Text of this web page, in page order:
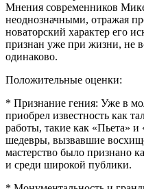
Мнения современников
неоднозначными, отражая
новаторский характер его
признан уже при жизни, не
одинаково.
Положительные оценки:
* Признание гения: Уже в
приобрел известность как
работы, такие как «Пьета»
шедевры, вызвавшие
мастерство было признано
и среди широкой публики.